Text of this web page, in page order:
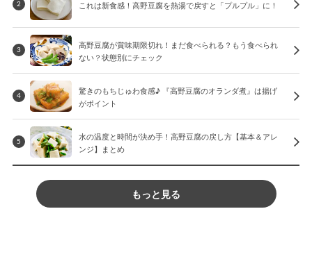
2 これは新食感！高野豆腐を熱湯で戻すと「プルプル」に！
3
高野豆腐が賞味期限切れ！まだ食べられる？もう食べられ
ない？状態別にチェック
4
驚きのもちじゅわ食感♪ 『高野豆腐のオランダ煮』は揚げ
がポイント
5
水の温度と時間が決め手！高野豆腐の戻し方【基本＆アレ
ンジ】まとめ
もっと見る